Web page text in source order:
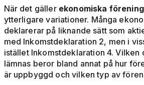
När det gäller ekonomiska
ytterligare variationer. Många
deklarerar på liknande sätt som
med Inkomstdeklaration 2, men i
istället Inkomstdeklaration 4. Vilken
lämnas beror bland annat på hur
är uppbyggd och vilken typ av